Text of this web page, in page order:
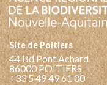
Site de Poitiers
44 Bd Pont Achard
86000 POITIERS
+33 5 49 49 61 00